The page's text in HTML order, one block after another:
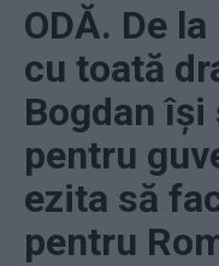
ODĂ. De
cu toată
Bogdan
pentru
ezita să
pentru